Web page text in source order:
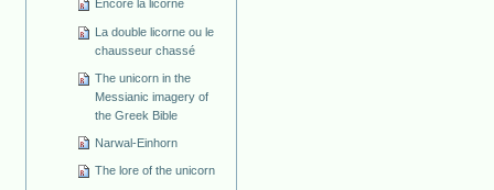
Encore la licorne
La double licorne ou le
chausseur chassé
The unicorn in the
Messianic imagery of
the Greek Bible
Narwal-Einhorn
The lore of the unicorn